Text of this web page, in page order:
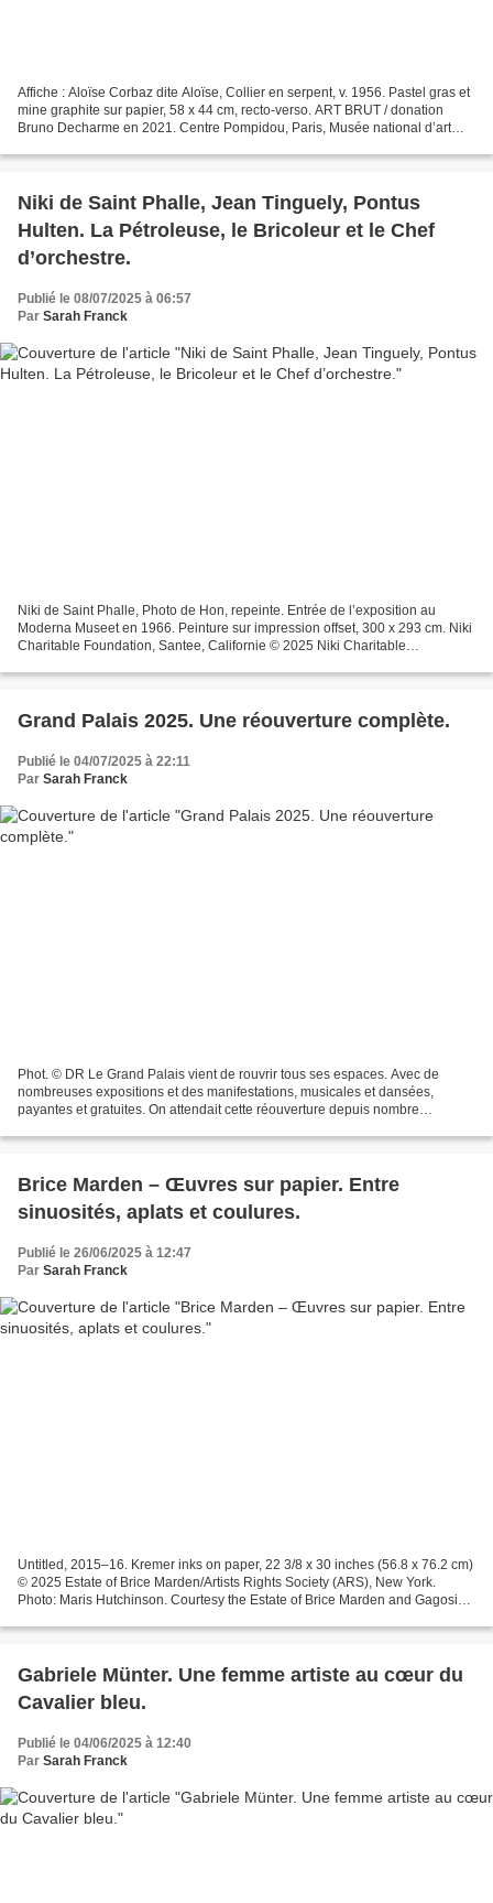
Affiche : Aloïse Corbaz dite Aloïse, Collier en serpent, v. 1956. Pastel gras et
mine graphite sur papier, 58 x 44 cm, recto-verso. ART BRUT / donation
Bruno Decharme en 2021. Centre Pompidou, Paris, Musée national d’art
Niki de Saint Phalle, Jean Tinguely, Pontus
Hulten. La Pétroleuse, le Bricoleur et le Chef
d’orchestre.
Publié le 08/07/2025 à 06:57
Par Sarah Franck
Niki de Saint Phalle, Photo de Hon, repeinte. Entrée de l’exposition au
Moderna Museet en 1966. Peinture sur impression offset, 300 x 293 cm. Niki
Charitable Foundation, Santee, Californie © 2025 Niki Charitable
Grand Palais 2025. Une réouverture complète.
Publié le 04/07/2025 à 22:11
Par Sarah Franck
Phot. © DR Le Grand Palais vient de rouvrir tous ses espaces. Avec de
nombreuses expositions et des manifestations, musicales et dansées,
payantes et gratuites. On attendait cette réouverture depuis nombre
Brice Marden – Œuvres sur papier. Entre
sinuosités, aplats et coulures.
Publié le 26/06/2025 à 12:47
Par Sarah Franck
Untitled, 2015–16. Kremer inks on paper, 22 3/8 x 30 inches (56.8 x 76.2 cm)
© 2025 Estate of Brice Marden/Artists Rights Society (ARS), New York.
Photo: Maris Hutchinson. Courtesy the Estate of Brice Marden and Gagosian
Gabriele Münter. Une femme artiste au cœur du
Cavalier bleu.
Publié le 04/06/2025 à 12:40
Par Sarah Franck